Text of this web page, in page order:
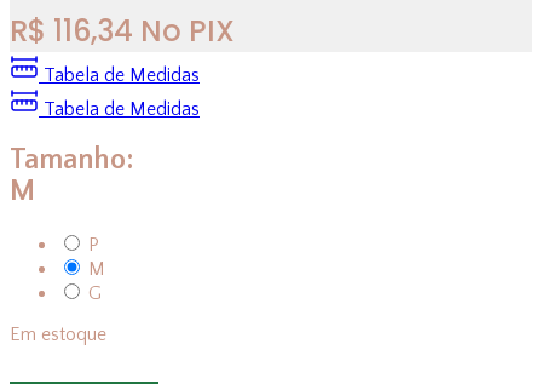
R$ 116,34 No PIX
Tabela de Medidas
Tabela de Medidas
Tamanho:
M
P
M
G
Em estoque